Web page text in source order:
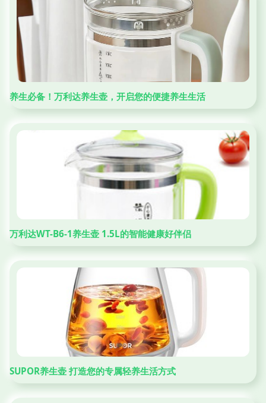
养生必备！万利达养生壶，开启您的便捷养生生活
万利达WT-B6-1养生壶 1.5L的智能健康好伴侣
SUPOR养生壶 打造您的专属轻养生活方式